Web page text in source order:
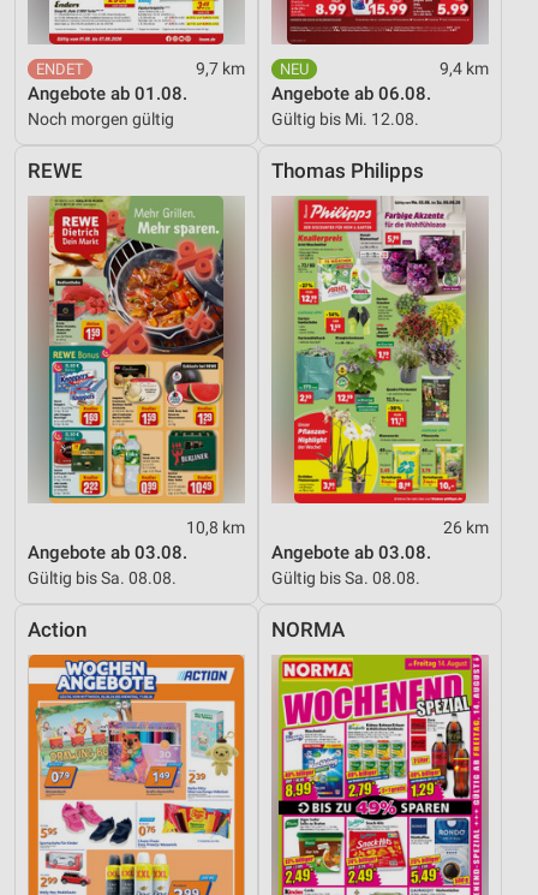
9,7 km
Angebote ab 01.08.
Noch morgen gültig
9,4 km
Angebote ab 06.08.
Gültig bis Mi. 12.08.
REWE
10,8 km
Angebote ab 03.08.
Gültig bis Sa. 08.08.
Thomas Philipps
26 km
Angebote ab 03.08.
Gültig bis Sa. 08.08.
Action NORMA